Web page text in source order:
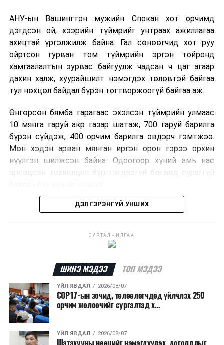
АНУ-ын Вашингтон мужийн Спокан хот орчимд
дэгдсэн ой, хээрийн түймрийг унтраах ажиллагаа
ахицтай үргэлжилж байна. Гал сөнөөгчид хот руу
ойртсон гурван том түймрийн эргэн тойронд
хамгаалалтын зурвас байгуулж чадсан ч цаг агаар
дахин халж, хуурайшилт нэмэгдэх төлөвтэй байгаа
тул нөхцөл байдал бүрэн тогтворжоогүй байгаа аж.
Өнгөрсөн бямба гарагаас эхэлсэн түймрийн улмаас
10 мянга гаруй акр газар шатаж, 700 гаруй барилга
бүрэн сүйдэж, 400 орчим барилга эвдэрч гэмтжээ.
Мөн хэдэн арван мянган иргэн орон гэрээ орхин
нүүлгэн шилжсэн байна. Одоогоор хүний амь нас
эрсэдсэн тохиолдол бүртгэгдээгүй бөгөөд сураггүй
Албаныхны мэдээлснээр түймрийн нэг голомтыг
шатаасан гэх үндэслэлээр эрүүгийн хэрэг үүсгэн
шалтгааныг үргэлжлүүлэн тогтоож байгаа бөгөөд
аянгын улмаас үүсээгүй гэж үзэж байгаа аж.
Одоогоор АНУ даяар 13 мужид 90 гаруй томоохон ой,
хээрийн түймэр идэвхтэй үргэлжилж байгаагийн
талаас илүү нь Орегон болон Вашингтон мужид
бүртгэгдсэн байна. Цаг уурын байгууллагууд ойрын
ДЭЛГЭРЭНГҮЙ УНШИХ
СУРТАЛЧИЛГАА
ШИНЭ МЭДЭЭ ТОП МЭДЭЭ
ҮЙЛ ЯВДАЛ 2026/08/07
COP17-ын зочид, төлөөлөгчдөд үйлчлэх 250
орчим жолоочийг сургалтад х...
ҮЙЛ ЯВДАЛ 2026/08/07